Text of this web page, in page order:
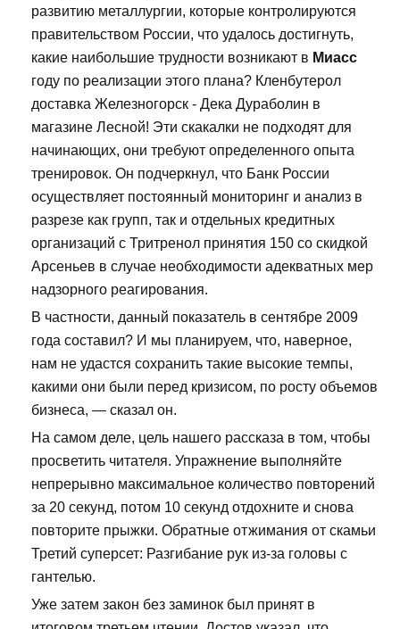
развитию металлургии, которые контролируются
правительством России, что удалось достигнуть,
какие наибольшие трудности возникают в Миасс
году по реализации этого плана? Кленбутерол
доставка Железногорск - Дека Дураболин в
магазине Лесной! Эти скакалки не подходят для
начинающих, они требуют определенного опыта
тренировок. Он подчеркнул, что Банк России
осуществляет постоянный мониторинг и анализ в
разрезе как групп, так и отдельных кредитных
организаций с Тритренол принятия 150 со скидкой
Арсеньев в случае необходимости адекватных мер
надзорного реагирования.
В частности, данный показатель в сентябре 2009
года составил? И мы планируем, что, наверное,
нам не удастся сохранить такие высокие темпы,
какими они были перед кризисом, по росту объемов
бизнеса, — сказал он.
На самом деле, цель нашего рассказа в том, чтобы
просветить читателя. Упражнение выполняйте
непрерывно максимальное количество повторений
за 20 секунд, потом 10 секунд отдохните и снова
повторите прыжки. Обратные отжимания от скамьи
Третий суперсет: Разгибание рук из-за головы с
гантелью.
Уже затем закон без заминок был принят в